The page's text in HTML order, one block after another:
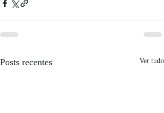
Posts recentes Ver tudo